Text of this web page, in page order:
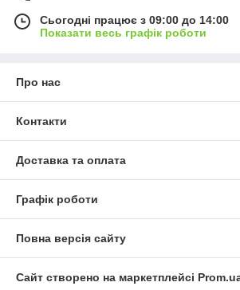
Сьогодні працює з 09:00 до 14:00
Показати весь графік роботи
Про нас
Контакти
Доставка та оплата
Графік роботи
Повна версія сайту
Сайт створено на маркетплейсі